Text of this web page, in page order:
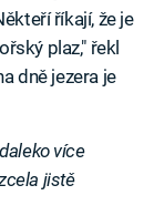
říkají, že je
plaz," řekl
dně jezera je
více
jistě